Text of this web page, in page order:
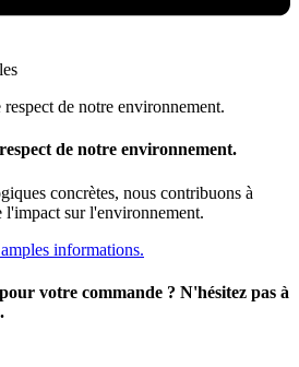
de notre environnement.
concrètes, nous contribuons à
l'impact sur l'environnement.
informations.
votre commande ? N'hésitez pas à